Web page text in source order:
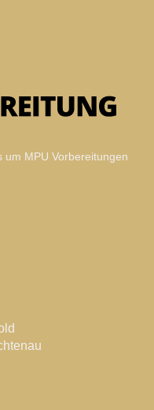
um MPU Vorbereitungen